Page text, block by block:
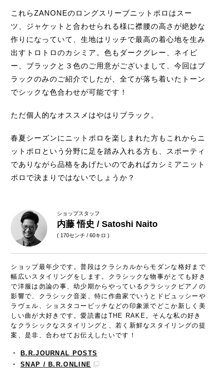
これらZANONEのロングスリーブニットポロはスー
ツ、ジャケットと合わせられる様に襟腰の高さが絶妙な
作りになっていて、生地はリッチで最高の着心地を生み
出すトロトロのカシミア。色もダークグレー、ネイビ
ー、ブラックと３色のご用意がございまして、今回はブ
ラックのみのご紹介でしたが、全てが落ち着いたトーン
でシックな色合わせが可能です！
ただ個人的なオススメはやはりブラック。
春夏シーズンにニットポロを楽しまれた方もこれからニ
ットポロという分野に足を踏み入れる方も、スポーティ
でありながら品格をあげたいのであればカシミアニット
ポロで決まりではないでしょうか？
ショップスタッフ
内藤 悟史 / Satoshi Naito
( 170センチ / 60キロ )
ショップ最年少です。普段はクラシカルからモダンな格好まで
幅広いスタイリングをします。クラシックな物事がとても好き
で洋服は勿論の事、幼少期からやっているクラシックピアノの
影響で、クラシック音楽、特に作曲家でいうとドビュッシーや
ラヴェル、ショスタコービッチなどの印象派でどこか新しく美
しい曲が大好きです。愛読書はTHE RAKE。そんな私の好き
なクラシックなスタイリングと、若く新鮮なスタイリングの提
案、是非、合わせてお伝えしたいです！
・
B.R.JOURNAL POSTS
・SNAP / B.R.ONLINE